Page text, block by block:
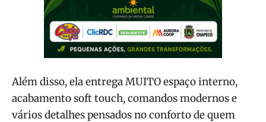
Além disso, ela entrega MUITO espaço interno,
acabamento soft touch, comandos modernos e
vários detalhes pensados no conforto de quem